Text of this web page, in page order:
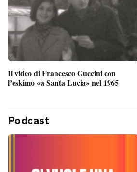
Il video di Francesco Guccini con
l’eskimo «a Santa Lucia» nel 1965
Podcast